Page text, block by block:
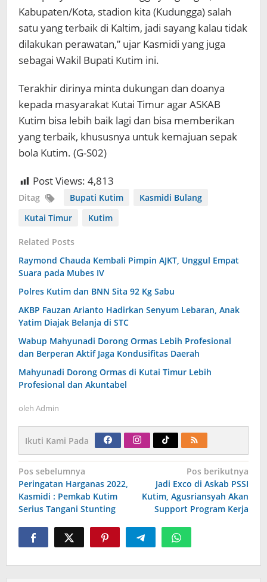
Kabupaten/Kota, stadion kita (Kudungga) salah
satu yang terbaik di Kaltim, jadi sayang kalau tidak
dilakukan perawatan,” ujar Kasmidi yang juga
sebagai Wakil Bupati Kutim ini.
Terakhir dirinya minta dukungan dan doanya
kepada masyarakat Kutai Timur agar ASKAB
Kutim bisa lebih baik lagi dan bisa memberikan
yang terbaik, khususnya untuk kemajuan sepak
bola Kutim. (G-S02)
Post Views: 4,813
Ditag Bupati Kutim
Kasmidi Bulang
Kutai Timur
Kutim
Related Posts
Raymond Chauda Kembali Pimpin AJKT, Unggul Empat
Suara pada Mubes IV
Polres Kutim dan BNN Sita 92 Kg Sabu
AKBP Fauzan Arianto Hadirkan Senyum Lebaran, Anak
Yatim Diajak Belanja di STC
Wabup Mahyunadi Dorong Ormas Lebih Profesional
dan Berperan Aktif Jaga Kondusifitas Daerah
Mahyunadi Dorong Ormas di Kutai Timur Lebih
Profesional dan Akuntabel
oleh Admin
Ikuti Kami Pada
Navigasi
pos
Pos sebelumnya
Peringatan Harganas 2022,
Kasmidi : Pemkab Kutim
Serius Tangani Stunting
Pos berikutnya
Jadi Exco di Askab PSSI
Kutim, Agusriansyah Akan
Support Program Kerja